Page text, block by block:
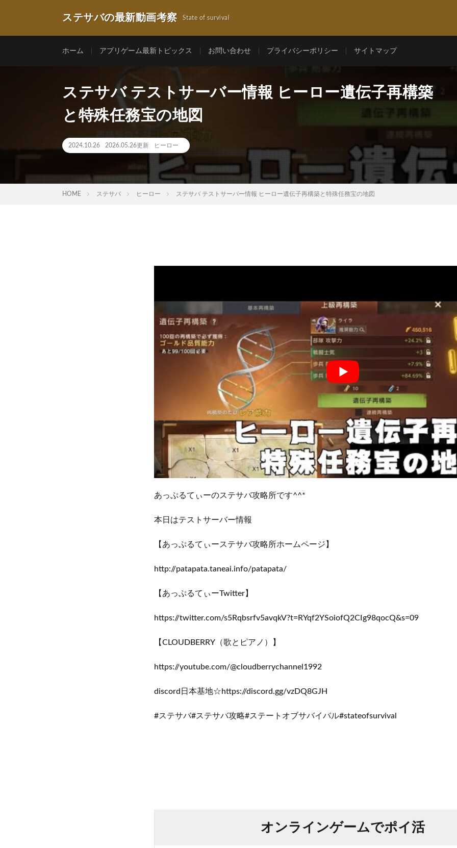
ステサバの最新動画考察 State of survival
ホーム アプリゲーム最新トピックス お問い合わせ プライバシーポリシー サイトマップ
ステサバ テストサーバー情報 ヒーロー遺伝子再構築
と特殊任務宝の地図
2024.10.26 2026.05.26更新 ヒーロー
HOME ステサバ ヒーロー ステサバ テストサーバー情報 ヒーロー遺伝子再構築と特殊任務宝の地図
あっぷるてぃーのステサバ攻略所です^^*
本日はテストサーバー情報
【あっぷるてぃーステサバ攻略所ホームページ】
http://patapata.taneai.info/patapata/
【あっぷるてぃーTwitter】
https://twitter.com/s5Rqbsrfv5avqkV?t=RYqf2YSoiofQ2CIg98qocQ&s=09
【CLOUDBERRY（歌とピアノ）】
https://youtube.com/@cloudberrychannel1992
discord日本基地☆https://discord.gg/vzDQ8GJH
#ステサバ#ステサバ攻略#ステートオブサバイバル#stateofsurvival
オンラインゲームでポイ活